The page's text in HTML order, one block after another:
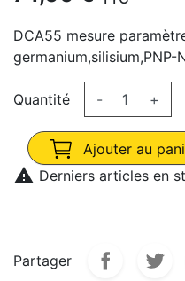
DCA55 mesure
germanium,silisium,PNP-
Quantité - +
Ajouter au
 Derniers articles en
Partager